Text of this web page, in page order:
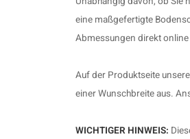
eine maßgefertigte
Abmessungen direkt
Auf der Produktseite
einer Wunschbreite aus.
WICHTIGER HINWEIS: